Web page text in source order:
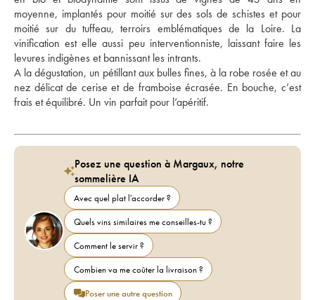
moyenne, implantés pour moitié sur des sols de schistes et pour
moitié sur du tuffeau, terroirs emblématiques de la Loire. La
vinification est elle aussi peu interventionniste, laissant faire les
levures indigènes et bannissant les intrants.
A la dégustation, un pétillant aux bulles fines, à la robe rosée et au
nez délicat de cerise et de framboise écrasée. En bouche, c’est
frais et équilibré. Un vin parfait pour l’apéritif.
Posez une question à Margaux, notre
sommelière IA
Avec quel plat l'accorder ?
Quels vins similaires me conseilles-tu ?
Comment le servir ?
Combien va me coûter la livraison ?
Poser une autre question